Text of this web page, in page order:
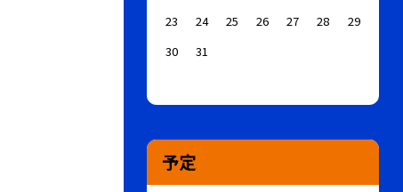
23
24 25 26 27 28
29
30
31
予定